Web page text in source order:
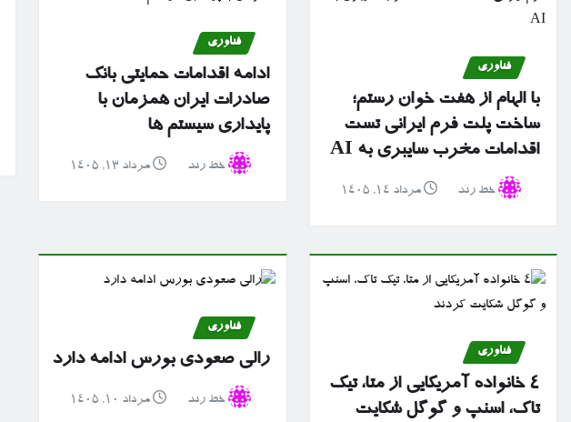
فناوری
با الهام از هفت خوان رستم؛
ساخت پلت فرم ایرانی تست
اقدامات مخرب سایبری به AI
خط رند مرداد ۱۴, ۱۴۰۵
فناوری
ادامه اقدامات حمایتی بانک
صادرات ایران همزمان با
پایداری سیستم ها
خط رند مرداد ۱۳, ۱۴۰۵
فناوری
۴ خانواده آمریکایی از متا، تیک
تاک، اسنپ و گوگل شکایت
فناوری
رالی صعودی بورس ادامه دارد
خط رند مرداد ۱۰, ۱۴۰۵